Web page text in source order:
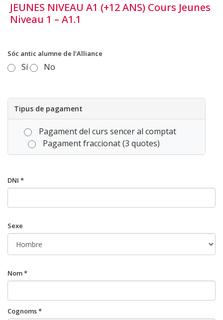
JEUNES NIVEAU A1 (+12 ANS) Cours Jeunes
Niveau 1 – A1.1
Sóc antic alumne de l’Alliance
Sí No
Tipus de pagament
Pagament del curs sencer al comptat
Pagament fraccionat (3 quotes)
DNI *
Sexe
Nom *
Cognoms *